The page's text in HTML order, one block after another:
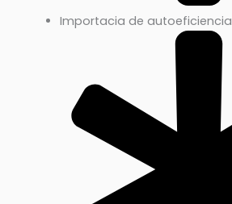
Importacia de autoeficiencia